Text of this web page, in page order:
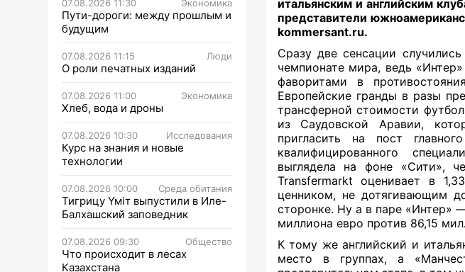
07.08.2026 11:30 Экономика
Пути-дороги: между прошлым и
будущим
07.08.2026 11:15 Люди
О роли печатных изданий
07.08.2026 11:00 Экономика
Хлеб, вода и дроны
07.08.2026 10:30 Исследования
Курс на знания и новые
технологии
07.08.2026 10:00 Среда обитания
Тигрицу Үміт выпустили в Иле-
Балхашский заповедник
07.08.2026 09:30 Общество
Что происходит в лесах
Казахстана
итальянским и английским
представители
kommersant.ru.
Сразу две сенсации
чемпионате мира, ведь
фаворитами в
Европейские гранды в разы
трансферной стоимости
из Саудовской Аравии,
пригласить на пост
квалифицированного
выглядела на фоне «Сити»,
Transfermarkt оценивает в
ценником, не дотягивающим
сторонке. Ну а в паре «Интер»
миллиона евро против 86,15
К тому же английский и
место в группах, а